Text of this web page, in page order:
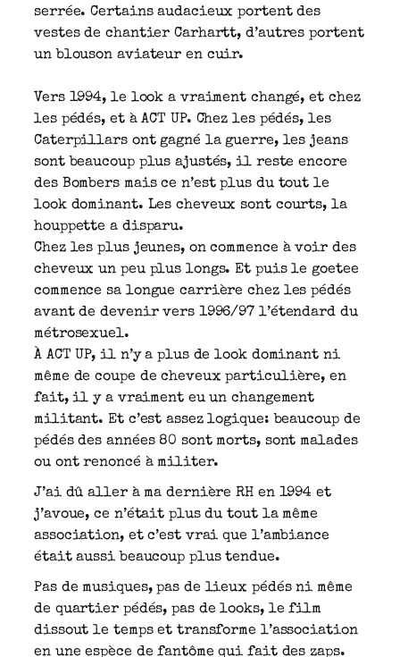
serrée. Certains audacieux portent des
vestes de chantier Carhartt, d’autres portent
un blouson aviateur en cuir.
Vers 1994, le look a vraiment changé, et chez
les pédés, et à ACT UP. Chez les pédés, les
Caterpillars ont gagné la guerre, les jeans
sont beaucoup plus ajustés, il reste encore
des Bombers mais ce n’est plus du tout le
look dominant. Les cheveux sont courts, la
houppette a disparu.
Chez les plus jeunes, on commence à voir des
cheveux un peu plus longs. Et puis le goetee
commence sa longue carrière chez les pédés
avant de devenir vers 1996/97 l’étendard du
métrosexuel.
À ACT UP, il n’y a plus de look dominant ni
même de coupe de cheveux particulière, en
fait, il y a vraiment eu un changement
militant. Et c’est assez logique: beaucoup de
pédés des années 80 sont morts, sont malades
ou ont renoncé à militer.
J’ai dû aller à ma dernière RH en 1994 et
j’avoue, ce n’était plus du tout la même
association, et c’est vrai que l’ambiance
était aussi beaucoup plus tendue.
Pas de musiques, pas de lieux pédés ni même
de quartier pédés, pas de looks, le film
dissout le temps et transforme l’association
en une espèce de fantôme qui fait des zaps.